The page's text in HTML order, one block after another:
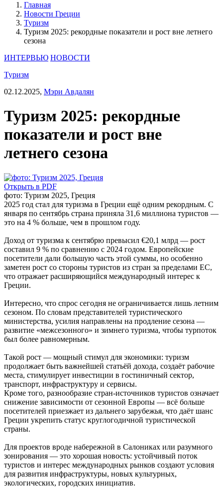
Главная
Новости Греции
Туризм
Туризм 2025: рекордные показатели и рост вне летнего
сезона
ИНТЕРВЬЮ НОВОСТИ
Туризм
02.12.2025, Мэри Авдалян
Туризм 2025: рекордные
показатели и рост вне
летнего сезона
Открыть в PDF
фото: Туризм 2025, Греция
2025 год стал для туризма в Греции ещё одним рекордным. С
января по сентябрь страна приняла 31,6 миллиона туристов —
это на 4 % больше, чем в прошлом году.
Доход от туризма к сентябрю превысил €20,1 млрд — рост
составил 9 % по сравнению с 2024 годом. Европейские
посетители дали большую часть этой суммы, но особенно
заметен рост со стороны туристов из стран за пределами ЕС,
что отражает расширяющийся международный интерес к
Греции.
Интересно, что спрос сегодня не ограничивается лишь летним
сезоном. По словам представителей туристического
министерства, усилия направлены на продление сезона —
развитие «межсезонного» и зимнего туризма, чтобы турпоток
был более равномерным.
Такой рост — мощный стимул для экономики: туризм
продолжает быть важнейшей статьёй дохода, создаёт рабочие
места, стимулирует инвестиции в гостиничный сектор,
транспорт, инфраструктуру и сервисы.
Кроме того, разнообразие стран-источников туристов означает
снижение зависимости от сезонной Европы — всё больше
посетителей приезжает из дальнего зарубежья, что даёт шанс
Греции укрепить статус круглогодичной туристической
страны.
Для проектов вроде набережной в Салониках или разумного
зонирования — это хорошая новость: устойчивый поток
туристов и интерес международных рынков создают условия
для развития инфраструктуры, новых культурных,
экологических, городских инициатив.